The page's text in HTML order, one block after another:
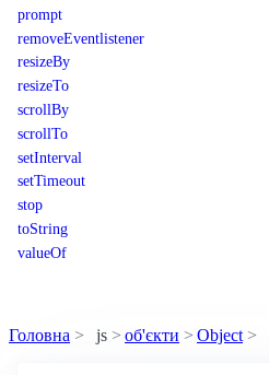
prompt
removeEventlistener
resizeBy
resizeTo
scrollBy
scrollTo
setInterval
setTimeout
stop
toString
valueOf
Головна js об'єкти Object